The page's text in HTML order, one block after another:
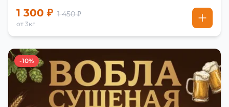
1 300 ₽ 1 450 ₽
от 3кг
-10%